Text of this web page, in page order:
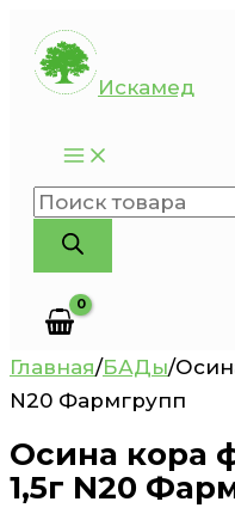
Перейти
содержимому
Искамед
Поиск
товаров
Главная/БАДы/
N20 Фармгрупп
Осина кора
1,5г N20